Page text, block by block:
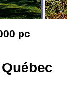
pc